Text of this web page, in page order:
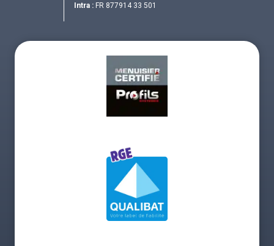
Intra : FR 877914 33 501